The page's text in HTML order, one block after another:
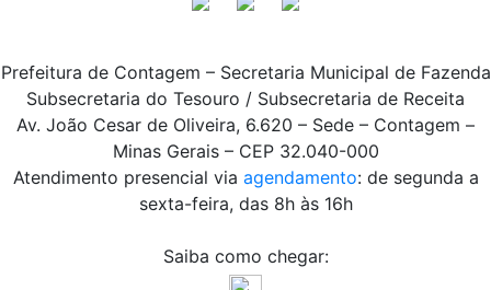
Prefeitura de Contagem – Secretaria Municipal de Fazenda
Subsecretaria do Tesouro / Subsecretaria de Receita
Av. João Cesar de Oliveira, 6.620 – Sede – Contagem –
Minas Gerais – CEP 32.040-000
Atendimento presencial via agendamento: de segunda a
sexta-feira, das 8h às 16h
Saiba como chegar: